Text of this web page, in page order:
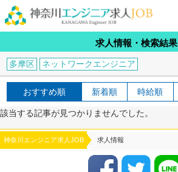
求人情報・検索結果
多摩区 ネットワークエンジニア
おすすめ順 新着順 時給順
該当する記事が見つかりませんでした。
神奈川エンジニア求人JOB 求人情報